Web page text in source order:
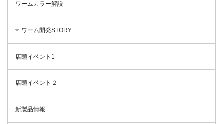
ワームカラー解説
ワーム開発STORY
店頭イベント1
店頭イベント２
新製品情報